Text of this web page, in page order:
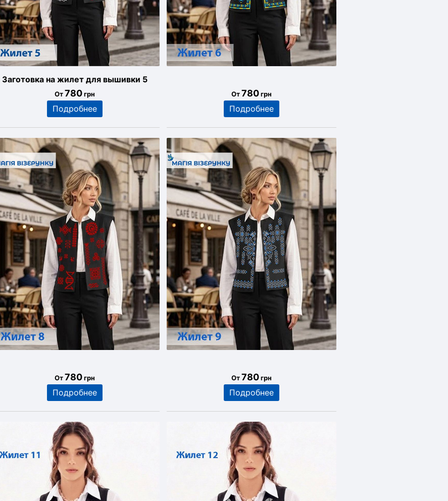
Заготовка на жилет для вышивки 5
От780грн
Подробнее
От780грн
Подробнее
От780грн
Подробнее
От780грн
Подробнее